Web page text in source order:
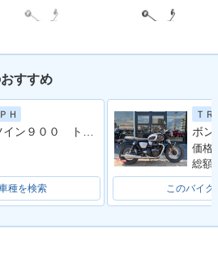
年 Bonneville
Stealth Editio
別・限定仕様
2024年 Bonneville
T120 BLACK Stealt
h Edition・特別・限
定仕様
すすめ
Ｈ
種を検索
Ｔ
価格:
総額:
このバイク